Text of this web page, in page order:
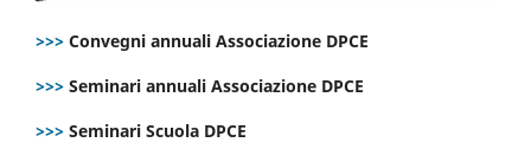
>>> Convegni annuali Associazione DPCE
>>> Seminari annuali Associazione DPCE
>>> Seminari Scuola DPCE